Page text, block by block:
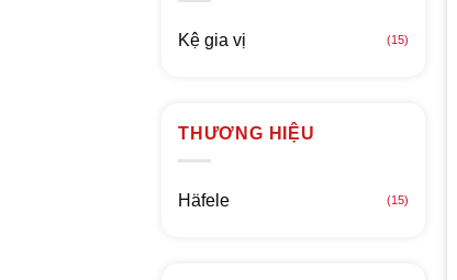
Kệ gia vị (15)
THƯƠNG HIỆU
Häfele (15)